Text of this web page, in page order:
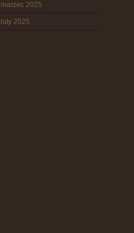
marzec 2025
luty 2025